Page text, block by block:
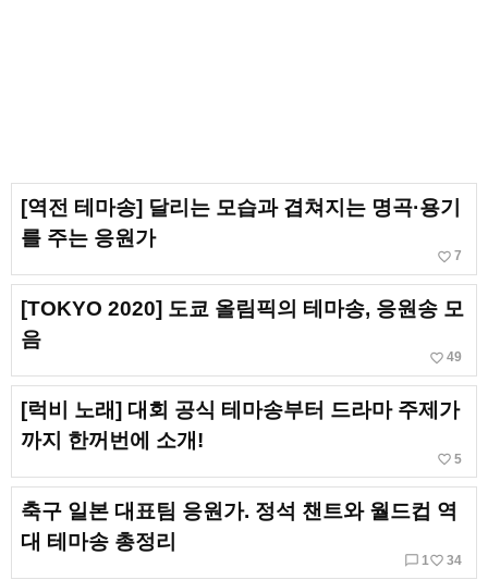
[역전 테마송] 달리는 모습과 겹쳐지는 명곡·용기
를 주는 응원가
favorite_border 7
[TOKYO 2020] 도쿄 올림픽의 테마송, 응원송 모
음
favorite_border 49
[럭비 노래] 대회 공식 테마송부터 드라마 주제가
까지 한꺼번에 소개!
favorite_border 5
축구 일본 대표팀 응원가. 정석 챈트와 월드컵 역
대 테마송 총정리
chat_bubble_outline 1 favorite_border 34